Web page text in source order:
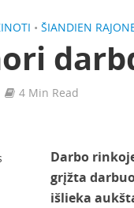
• ŠIANDIEN
4 Min Read
Darbo
grįžta
išlieka